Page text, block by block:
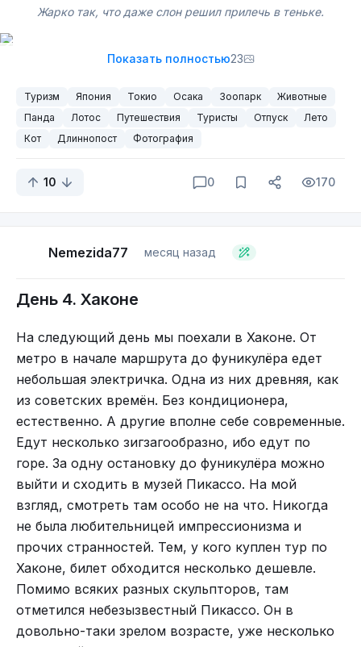
Самые дешёвые гейши. В других магазинах такие же
были в два раза дороже.
Жарко так, что даже слон решил прилечь в теньке.
Выдра. Совершенно случайно удалось её поймать для
нормальной фотки, ибо они там бесновались в своих
прозрачных водных лабиринтах.
Я тебя поймал, теперь ты за мной гоняйся.
Там был павильон с ночными животными. В нём
было темно и в вольерах горел красный свет.
Животных там всё равно было весьма трудно
разглядеть. Были вольеры с пандами – к двум
пандам была небольшая очередь.
Показать полностью23
Туризм Япония Токио Осака Зоопарк
Животные
Панда
Лотос Путешествия Туристы Отпуск
Лето
Кот
Длиннопост Фотография
10 0 170
Nemezida77 месяц назад
День 4. Хаконе
На следующий день мы поехали в Хаконе. От
метро в начале маршрута до фуникулёра едет
небольшая электричка. Одна из них древняя, как
из советских времён. Без кондиционера,
естественно. А другие вполне себе современные.
Едут несколько зигзагообразно, ибо едут по
горе. За одну остановку до фуникулёра можно
выйти и сходить в музей Пикассо. На мой
взгляд, смотреть там особо не на что. Никогда
не была любительницей импрессионизма и
прочих странностей. Тем, у кого куплен тур по
Хаконе, билет обходится несколько дешевле.
Помимо всяких разных скульпторов, там
отметился небезызвестный Пикассо. Он в
довольно-таки зрелом возрасте, уже несколько